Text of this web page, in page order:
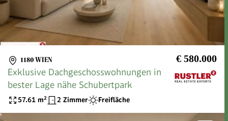
1180 WIEN € 580.000
Exklusive Dachgeschosswohnungen in
bester Lage nähe Schubertpark
57.61 m² 2 Zimmer Freifläche